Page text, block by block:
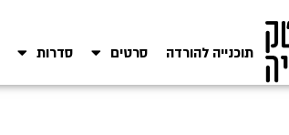
תוכנייה להורדה סרטים סדרות